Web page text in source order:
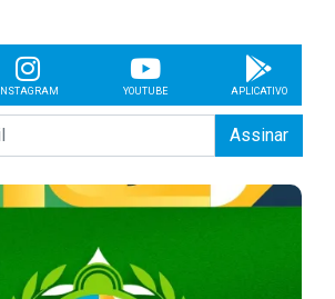
INSTAGRAM YOUTUBE APLICATIVO
Assinar